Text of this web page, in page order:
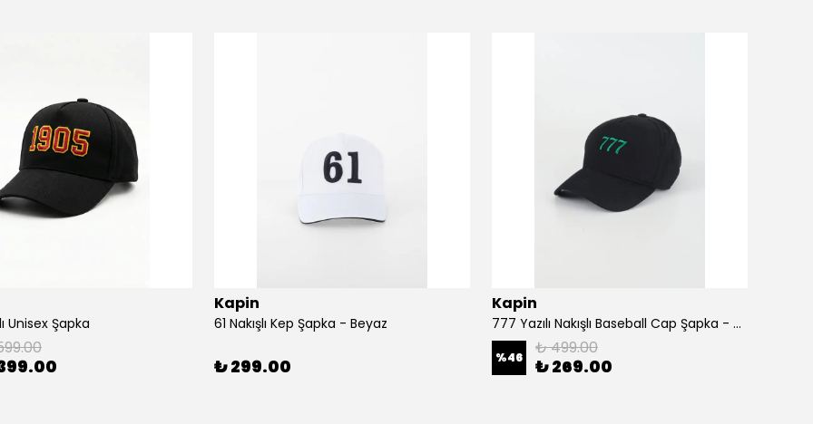
Unisex Şapka
Kapin
61 Nakışlı Kep Şapka - Beyaz
₺ 299.00
Kapin
777 Yazılı Nakışlı Baseball Cap Şapka - Siyah
%46 ₺ 499.00
₺ 269.00